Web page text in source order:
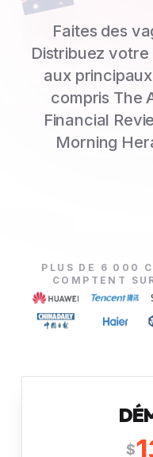
Faites des
Distribuez
aux
compris The
Financial
Morning
PLUS DE 6 000
COMPTENT
$